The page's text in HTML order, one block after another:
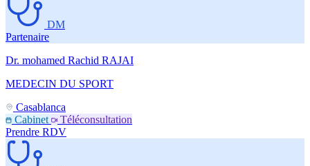
DM
Partenaire
Dr. mohamed Rachid RAJAI
MEDECIN DU SPORT
Casablanca
Cabinet
Téléconsultation
Prendre RDV